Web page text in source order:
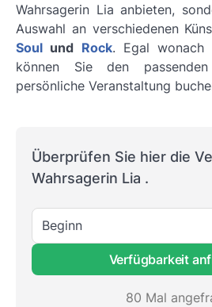
Wahrsagerin Lia anbieten,
Auswahl an verschiedenen
Soul und Rock. Egal wonach
können Sie den
persönliche Veranstaltung
Überprüfen Sie hier die
Wahrsagerin Lia .
Beginn
Verfügbarkeit
80 Mal